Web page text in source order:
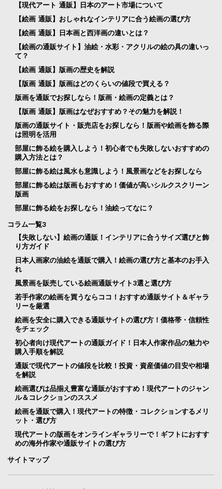
【現代アート 通販】日本のアート市場について
【絵画 通販】おしゃれなインテリアに合う絵画の選び方
【絵画 通販】日本画と西洋画の違いとは？
【絵画の通販サイト】油絵・水彩・アクリルの絵の具の違いっ
て？
【絵画 通販】版画の歴史を解説
【版画 通販】版画はどのくらいの値段で買える？
版画を通販でお探しなら！版画・絵画の定義とは？
【版画 通販】版画はなぜおすすめ？その魅力を解説！
版画の通販サイト・販売店をお探しなら！版画や絵画を飾る際
は照明を活用
部屋に飾る絵を購入しよう！初心者でも失敗しないおすすめの
購入方法とは？
部屋に飾る絵は風水も意識しよう！風景画などをお探しなら
部屋に飾る絵は版画もおすすめ！価値が高いシルクスクリーン
版画
部屋に飾る絵をお探しなら！油絵ってなに？
コラム一覧3
【失敗しない】絵画の通販！インテリアに合うサイズ選びと飾
り方ガイド
日本人画家の油絵を通販で購入！絵画の選び方と基本のお手入
れ
風景画を販売している絵画通販サイト3選と選び方
若手作家の絵画を買うならココ！おすすめ通販サイト＆ギャラ
リーを厳選
絵画を安全に購入できる通販サイトの選び方！価格帯・信頼性
をチェック
初心者向け現代アートの通販ガイド！日本人作家作品の魅力や
購入手順を解説
通販で現代アートの値段を比較！投資・資産価値の目安や相場
を解説
絵画選びは品揃え豊富な通販がおすすめ！現代アートのジャン
ル＆コレクションのススメ
絵画を通販で購入！現代アートの特徴・コレクションするメリ
ット・選び方
現代アートの版画をオンラインギャラリーで！ギフトにおすす
めの海外作家や通販サイトの選び方
サイトマップ